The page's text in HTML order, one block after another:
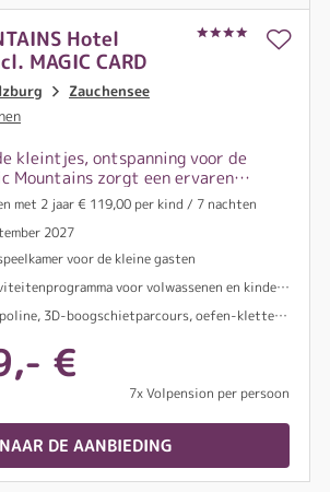
Hotel
MAGIC CARD
Zauchensee
kleintjes, ontspanning voor de
Mountains zorgt een ervaren
elke dag voor leuke
in de 1.000 m² grote
Hotel Alpenrose heerlijke
wacht.
met 2 jaar € 119,00 per kind / 7 nachten
2027
voor de kleine gasten
voor volwassenen en kinderen
3D-boogschietparcours, oefen-klettersteig en nog veel meer
€
7x Volpension per persoon
NAAR DE AANBIEDING